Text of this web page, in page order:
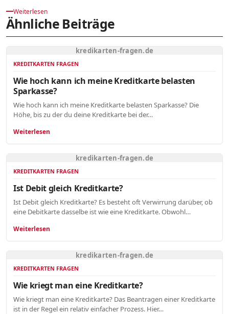
Weiterlesen
Ähnliche Beiträge
kredikarten-fragen.de
KREDITKARTEN FRAGEN
Wie hoch kann ich meine Kreditkarte belasten
Sparkasse?
Wie hoch kann ich meine Kreditkarte belasten Sparkasse? Die
Höhe, bis zu der du deine Kreditkarte bei der…
Weiterlesen
kredikarten-fragen.de
KREDITKARTEN FRAGEN
Ist Debit gleich Kreditkarte?
Ist Debit gleich Kreditkarte? Es besteht oft Verwirrung darüber, ob
eine Debitkarte dasselbe ist wie eine Kreditkarte. Obwohl…
Weiterlesen
kredikarten-fragen.de
KREDITKARTEN FRAGEN
Wie kriegt man eine Kreditkarte?
Wie kriegt man eine Kreditkarte? Das Beantragen einer Kreditkarte
ist in der Regel ein relativ einfacher Prozess. Hier…